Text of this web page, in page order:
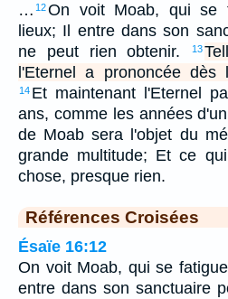
… 12On voit Moab, qui se
lieux; Il entre dans son
ne peut rien obtenir.
13
l'Eternel a prononcée dès
14 Et maintenant l'Eternel
ans, comme les années
de Moab sera l'objet du
grande multitude; Et ce
chose, presque rien.
Références Croisées
Ésaïe 16:12
On voit Moab, qui se
entre dans son sanctuaire